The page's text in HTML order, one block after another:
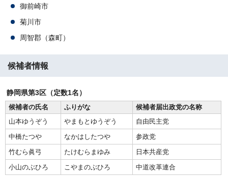
御前崎市
菊川市
周智郡（森町）
候補者情報
静岡県第3区（定数1名）
候補者の氏名
ふりがな
候補者届出政党の名称
山本ゆうぞう
やまもとゆうぞう
自由民主党
中橋たつや
なかはしたつや
参政党
竹むら眞弓
たけむらまゆみ
日本共産党
小山のぶひろ
こやまのぶひろ 中道改革連合